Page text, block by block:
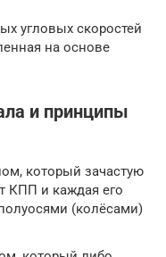
угловых скоростей
на основе
и принципы
который зачастую
КПП и каждая его
(колёсами)